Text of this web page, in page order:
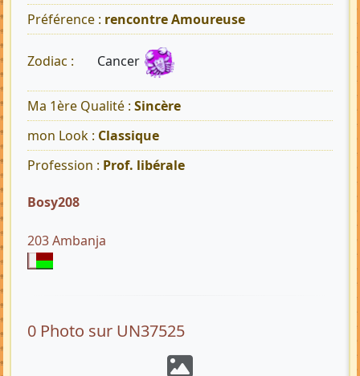
Préférence : rencontre Amoureuse
Zodiac : Cancer
Ma 1ère Qualité : Sincère
mon Look : Classique
Profession : Prof. libérale
Bosy208
203 Ambanja
0 Photo sur UN37525